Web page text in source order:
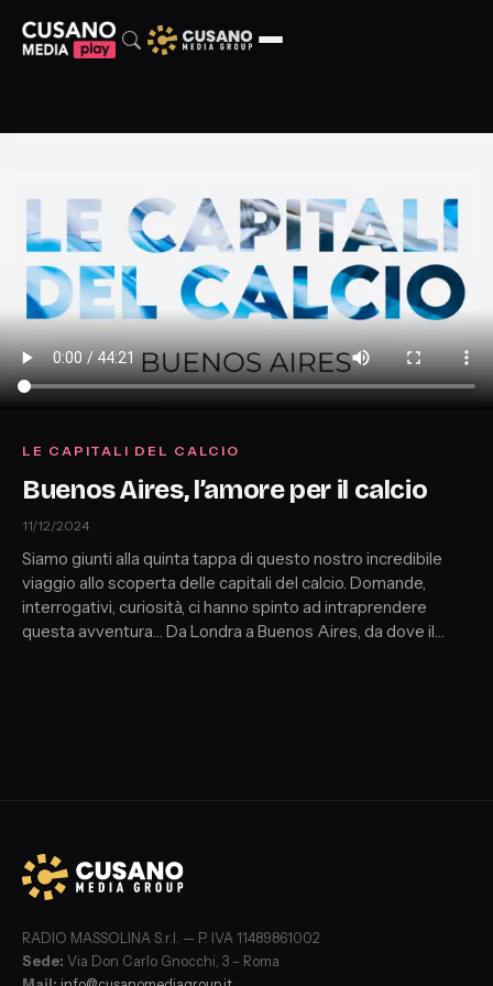
LE CAPITALI DEL CALCIO
Buenos Aires, l’amore per il calcio
11/12/2024
Siamo giunti alla quinta tappa di questo nostro incredibile
viaggio allo scoperta delle capitali del calcio. Domande,
interrogativi, curiosità, ci hanno spinto ad intraprendere
questa avventura… Da Londra a Buenos Aires, da dove il
RADIO MASSOLINA S.r.l. — P. IVA 11489861002
Sede: Via Don Carlo Gnocchi, 3 – Roma